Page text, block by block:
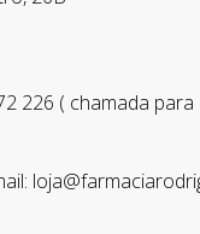
226 ( chamada para